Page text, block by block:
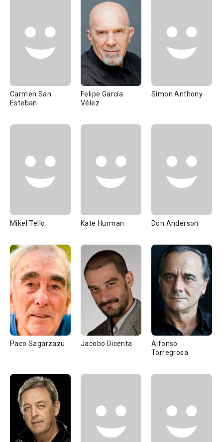
Carmen San
Esteban
Felipe García
Vélez
Simon Anthony
Mikel Tello Kate Hurman Don Anderson
Paco Sagarzazu Jacobo Dicenta
Alfonso
Torregrosa